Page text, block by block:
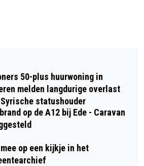
EN URKER MANS
CONCERT OP 26
IN EDE
PRESENTEERT
SLUITENDE
50-plus huurwoning in
melden langdurige overlast
statushouder
op de A12 bij Ede - Caravan
op een kijkje in het